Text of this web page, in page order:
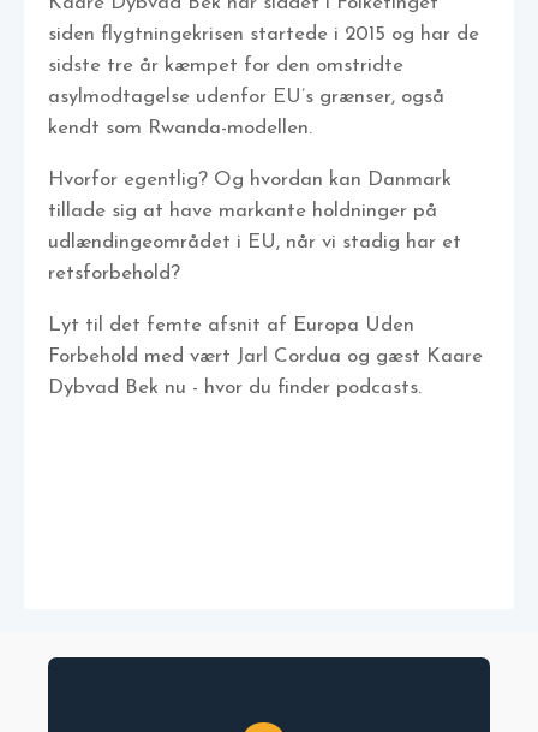
siden flygtningekrisen startede i 2015 og har de
sidste tre år kæmpet for den omstridte
asylmodtagelse udenfor EU’s grænser, også
kendt som Rwanda-modellen.
Hvorfor egentlig? Og hvordan kan Danmark
tillade sig at have markante holdninger på
udlændingeområdet i EU, når vi stadig har et
retsforbehold?
Lyt til det femte afsnit af Europa Uden
Forbehold med vært Jarl Cordua og gæst Kaare
Dybvad Bek nu - hvor du finder podcasts.